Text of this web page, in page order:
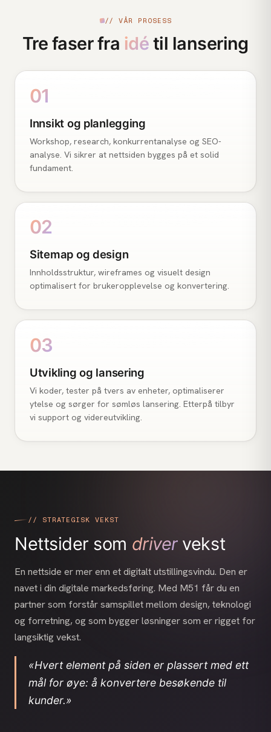
// VÅR PROSESS
Tre faser fra idé til lansering
01
Innsikt og planlegging
Workshop, research, konkurrentanalyse og SEO-
analyse. Vi sikrer at nettsiden bygges på et solid
fundament.
02
Sitemap og design
Innholdsstruktur, wireframes og visuelt design
optimalisert for brukeropplevelse og konvertering.
03
Utvikling og lansering
Vi koder, tester på tvers av enheter, optimaliserer
ytelse og sørger for sømløs lansering. Etterpå tilbyr
vi support og videreutvikling.
// STRATEGISK VEKST
Nettsider som drivervekst
En nettside er mer enn et digitalt utstillingsvindu. Den er
navet i din digitale markedsføring. Med M51 får du en
partner som forstår samspillet mellom design, teknologi
og forretning, og som bygger løsninger som er rigget for
langsiktig vekst.
«Hvert element på siden er plassert med ett
mål for øye: å konvertere besøkende til
kunder.»